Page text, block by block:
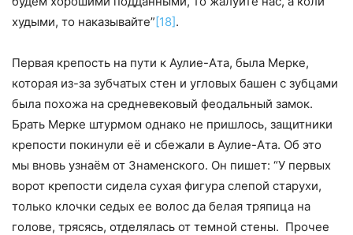
худыми, то наказывайте”[18].
Первая крепость на пути к Аулие-Ата, была Мерке,
которая из-за зубчатых стен и угловых башен с зубцами
была похожа на средневековый феодальный замок.
Брать Мерке штурмом однако не пришлось, защитники
крепости покинули её и сбежали в Аулие-Ата. Об это
мы вновь узнаём от Знаменского. Он пишет: “У первых
ворот крепости сидела сухая фигура слепой старухи,
только клочки седых ее волос да белая тряпица на
голове, трясясь, отделялась от темной стены. Прочее